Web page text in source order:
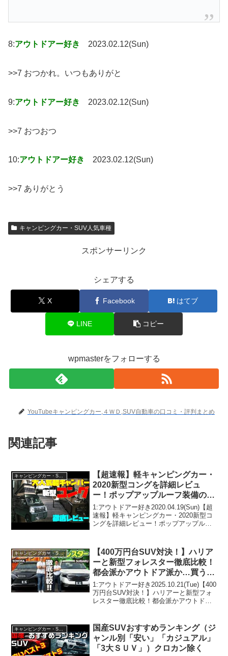
8:アウトドアー好き 2023.02.12(Sun)
>>7 おつかれ。いつもありがと
9:アウトドアー好き 2023.02.12(Sun)
>>7 おつおつ
10:アウトドアー好き 2023.02.12(Sun)
>>7 ありがとう
キャンピングカー・SUV人気車種
スポンサーリンク
シェアする
X Facebook はてブ
LINE コピー
wpmasterをフォローする
YouTubeキャンピングカー,４ＷＤ,SUV自動車の口コミ・評判まとめ
関連記事
【超速報】軽キャンピングカー・
2020新型コングを詳細レビュ
ー！ポップアップルーフ装備のフ
ィールドライフ製スズキ・エブリ
イベースの本格軽バンコン！車中
泊にも普段使いにも！
1:アウトドアー好き2020.04.19(Sun)【超
速報】軽キャンピングカー・2020新型コ
ングを詳細レビュー！ポップアップルー
にも普段使いにも！って人気で話題ら
し...
キャンピングカー・SUV人気車種
【400万円台SUV対決！】ハリア
ーと新型フォレスター徹底比較！
都会派かアウトドア派か…買うな
らどっち？toyota Harrier vs
subaru forester
1:アウトドアー好き2025.10.21(Tue)【400
万円台SUV対決！】ハリアーと新型フォ
レスター徹底比較！都会派かアウトドア
キャンピングカー・SUV人気車種
国産SUVおすすめランキング（ジ
ャンル別「安い」「カジュアル」
「3大ＳＵＶ」）クロカン除く